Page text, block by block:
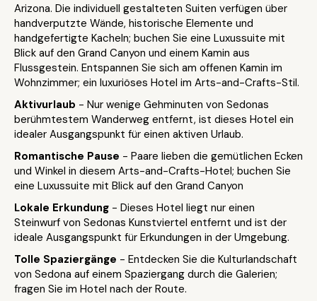
Arizona. Die individuell gestalteten Suiten verfügen über
handverputzte Wände, historische Elemente und
handgefertigte Kacheln; buchen Sie eine Luxussuite mit
Blick auf den Grand Canyon und einem Kamin aus
Flussgestein. Entspannen Sie sich am offenen Kamin im
Wohnzimmer; ein luxuriöses Hotel im Arts-and-Crafts-Stil.
Aktivurlaub - Nur wenige Gehminuten von Sedonas
berühmtestem Wanderweg entfernt, ist dieses Hotel ein
idealer Ausgangspunkt für einen aktiven Urlaub.
Romantische Pause - Paare lieben die gemütlichen Ecken
und Winkel in diesem Arts-and-Crafts-Hotel; buchen Sie
eine Luxussuite mit Blick auf den Grand Canyon
Lokale Erkundung - Dieses Hotel liegt nur einen
Steinwurf von Sedonas Kunstviertel entfernt und ist der
ideale Ausgangspunkt für Erkundungen in der Umgebung.
Tolle Spaziergänge - Entdecken Sie die Kulturlandschaft
von Sedona auf einem Spaziergang durch die Galerien;
fragen Sie im Hotel nach der Route.